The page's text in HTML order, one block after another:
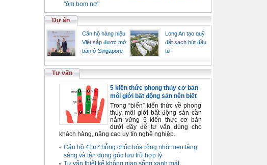
"ôm bom nợ"
Dự án
Căn hộ hàng hiệu
Việt sắp được mở
bán ở Singapore
Long An tạo quỹ
đất sạch hút đầu
tư
Tư vấn
5 kiến thức phong thủy cơ bản
môi giới bất động sản nên biết
Trong “biển” kiến thức về phong
thủy, môi giới bất động sản cần
nắm vững 5 kiến thức cơ bản
dưới đây để tư vấn đúng cho
khách hàng, nâng cao uy tín nghề nghiệp.
Căn hộ 41m² bỗng chốc hóa rộng nhờ mẹo tăng
sáng và tận dụng góc lưu trữ hợp lý
Tư vấn thiết kế không gian sống xanh mát